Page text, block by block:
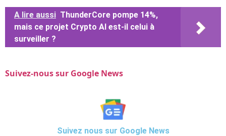
A lire aussi ThunderCore pompe 14%,
mais ce projet Crypto AI est-il celui à
surveiller ?
Suivez-nous sur Google News
Suivez nous sur Google News